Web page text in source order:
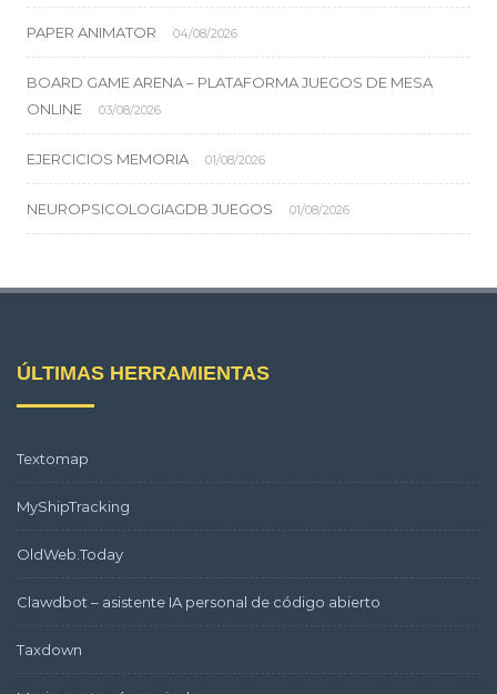
PAPER ANIMATOR 04/08/2026
BOARD GAME ARENA – PLATAFORMA JUEGOS DE MESA
ONLINE
03/08/2026
EJERCICIOS MEMORIA 01/08/2026
NEUROPSICOLOGIAGDB JUEGOS 01/08/2026
ÚLTIMAS HERRAMIENTAS
Textomap
MyShipTracking
OldWeb.Today
Clawdbot – asistente IA personal de código abierto
Taxdown